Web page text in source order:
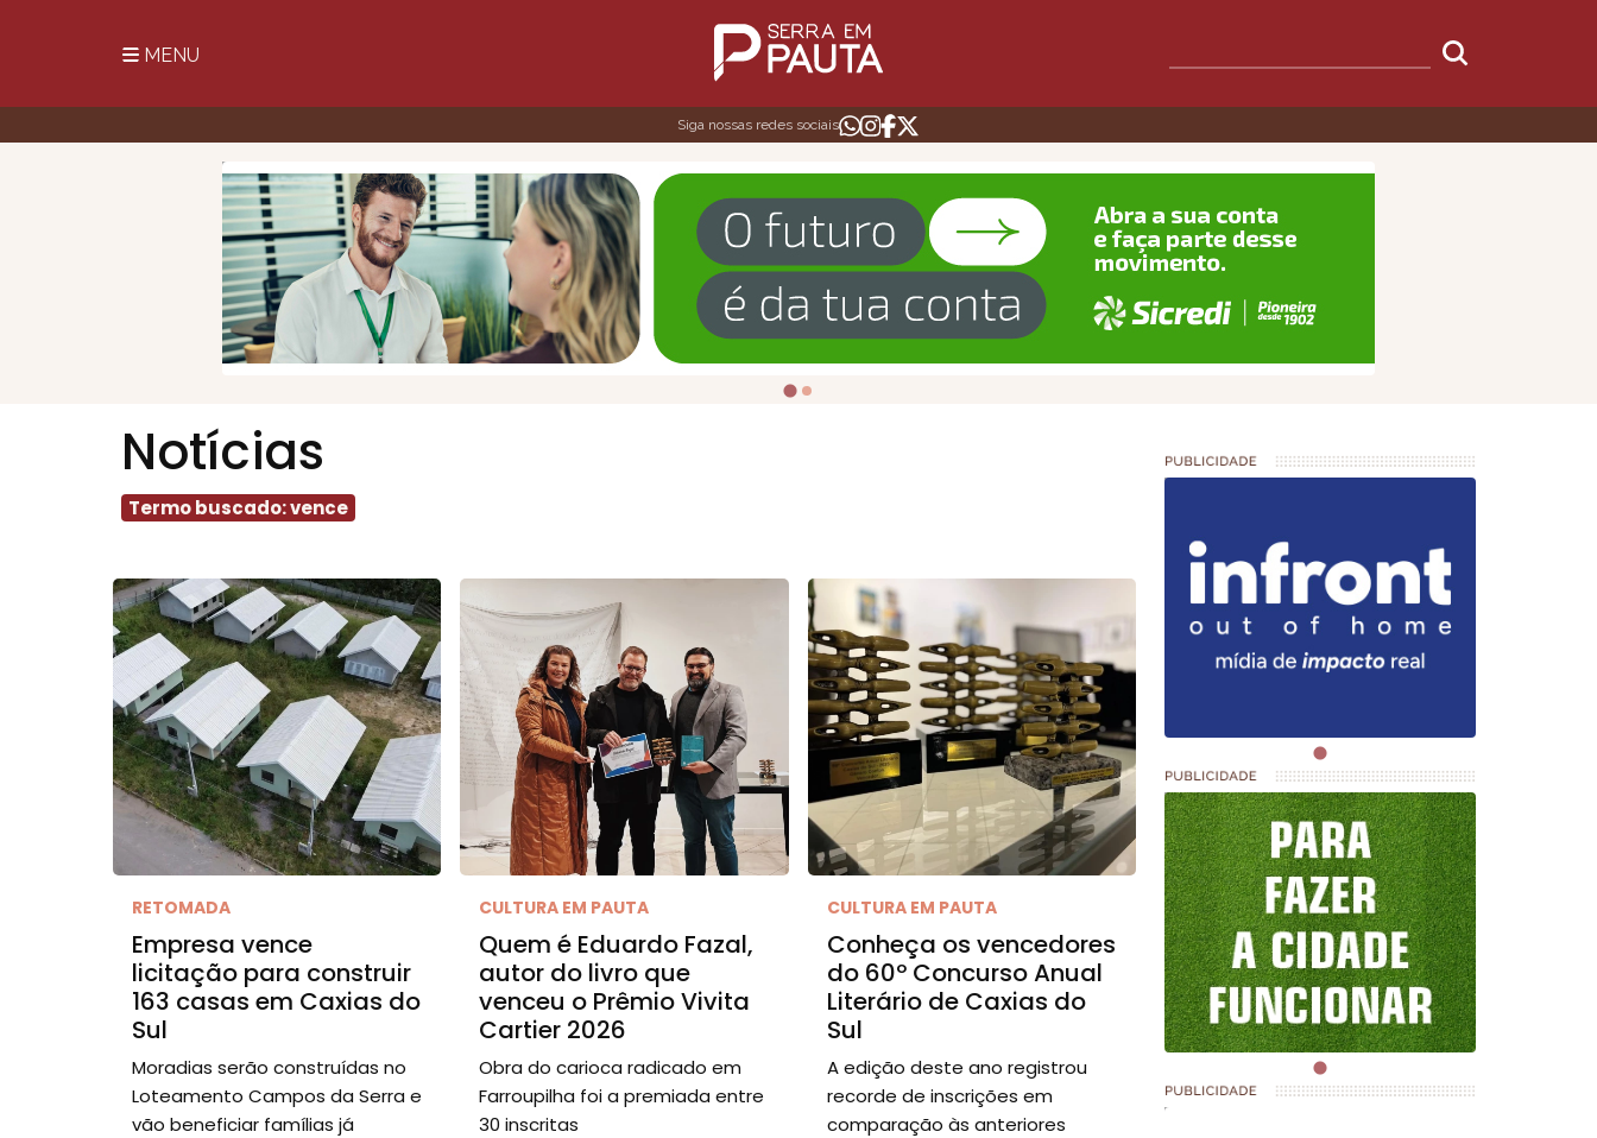
MENU
Siga nossas redes sociais
Notícias
Termo buscado: vence
RETOMADA
Empresa vence
licitação para construir
163 casas em Caxias do
Sul
Moradias serão construídas no
Loteamento Campos da Serra e
vão beneficiar famílias já
CULTURA EM PAUTA
Quem é Eduardo Fazal,
autor do livro que
venceu o Prêmio Vivita
Cartier 2026
Obra do carioca radicado em
Farroupilha foi a premiada entre
30 inscritas
CULTURA EM PAUTA
Conheça os vencedores
do 60º Concurso Anual
Literário de Caxias do
Sul
A edição deste ano registrou
recorde de inscrições em
comparação às anteriores